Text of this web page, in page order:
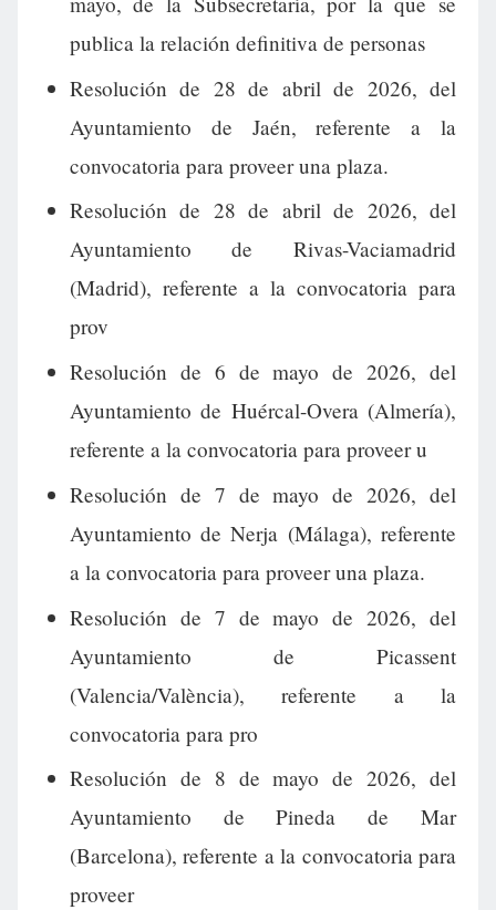
publica la relación definitiva de personas
Resolución de 28 de abril de 2026, del
Ayuntamiento de Jaén, referente a la
convocatoria para proveer una plaza.
Resolución de 28 de abril de 2026, del
Ayuntamiento de Rivas-Vaciamadrid
(Madrid), referente a la convocatoria para
prov
Resolución de 6 de mayo de 2026, del
Ayuntamiento de Huércal-Overa (Almería),
referente a la convocatoria para proveer u
Resolución de 7 de mayo de 2026, del
Ayuntamiento de Nerja (Málaga), referente
a la convocatoria para proveer una plaza.
Resolución de 7 de mayo de 2026, del
Ayuntamiento de Picassent
(Valencia/València), referente a la
convocatoria para pro
Resolución de 8 de mayo de 2026, del
Ayuntamiento de Pineda de Mar
(Barcelona), referente a la convocatoria para
proveer